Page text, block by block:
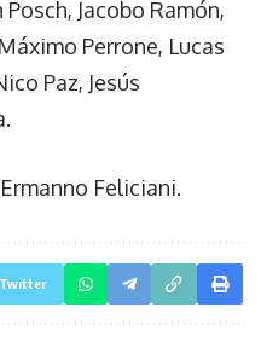
Jacobo Ramón,
Perrone, Lucas
Paz, Jesús
Feliciani.
Twitter